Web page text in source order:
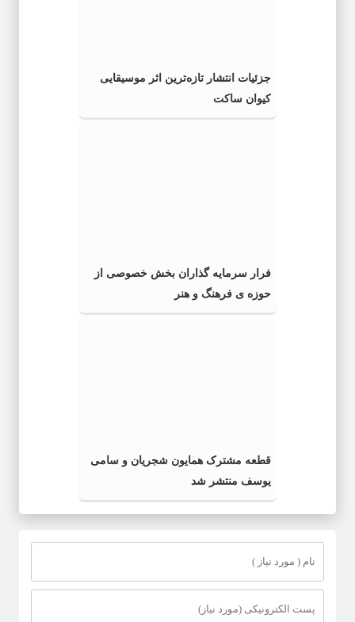
جزئیات انتشار تازه‌ترین اثر موسیقایی
کیوان ساکت
فرار سرمایه گذاران بخش خصوصی از
حوزه ی فرهنگ و هنر
قطعه مشترک همایون شجریان و سامی
یوسف منتشر شد